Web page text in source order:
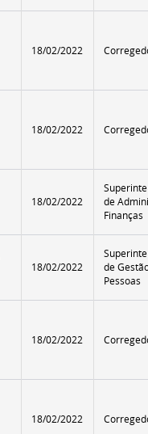
18/02/2022
18/02/2022
18/02/2022
de
Finanças
18/02/2022
de
Pessoas
18/02/2022
18/02/2022